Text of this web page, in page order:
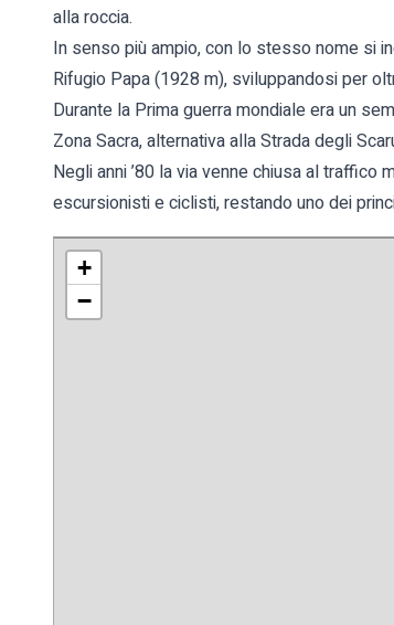
alla roccia.
In senso più ampio, con lo stesso nome si
Rifugio Papa (1928 m), sviluppandosi per
Durante la Prima guerra mondiale era un
Zona Sacra, alternativa alla Strada degli
Negli anni ’80 la via venne chiusa al
escursionisti e ciclisti, restando uno dei
+
−